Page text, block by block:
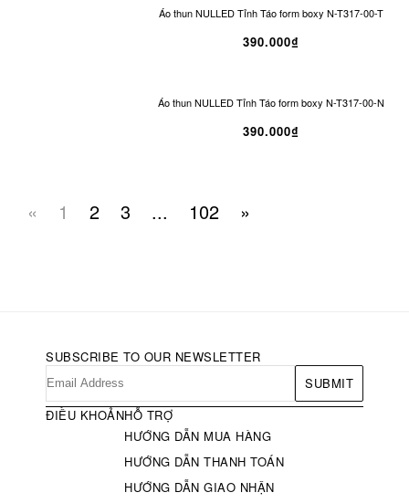
Áo thun NULLED Tỉnh Táo form boxy N-T317-00-T
390.000₫
Áo thun NULLED Tỉnh Táo form boxy N-T317-00-N
390.000₫
« 1 2 3 ... 102 »
SUBSCRIBE TO OUR NEWSLETTER
SUBMIT
ĐIỀU KHOẢNHỖ TRỢ
HƯỚNG DẪN MUA HÀNG
HƯỚNG DẪN THANH TOÁN
HƯỚNG DẪN GIAO NHẬN